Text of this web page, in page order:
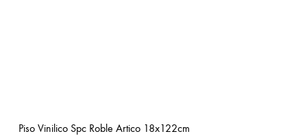
Piso Vinilico Spc Roble Artico 18x122cm